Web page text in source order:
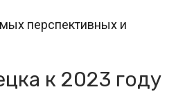
перспективных и
к 2023 году